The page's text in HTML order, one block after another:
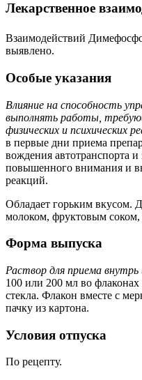
Лекарственное
Взаимодействий
выявлено.
Особые указания
Влияние на способность
выполнять работы,
физических и психических
в первые дни приема
вождения автотранспорта
повышенного внимания и
реакций.
Обладает горьким вкусом.
молоком, фруктовым соком,
Форма выпуска
Раствор для приема
100 или 200 мл во
стекла. Флакон вместе с
пачку из картона.
Условия отпуска
По рецепту.